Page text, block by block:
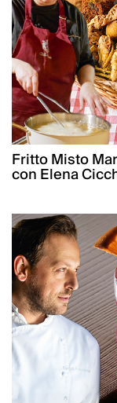
Fritto Misto
con Elena